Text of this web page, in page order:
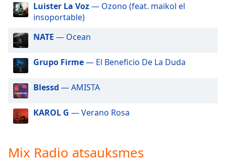
Beginning
dialog
window.
cancel
and
close
window.
Color
Luister La Voz— Ozono (feat. maikol el
insoportable)
NATE — Ocean
Grupo Firme— El Beneficio De La Duda
Blessd — AMISTA
KAROL G — Verano Rosa
Mix Radio atsauksmes